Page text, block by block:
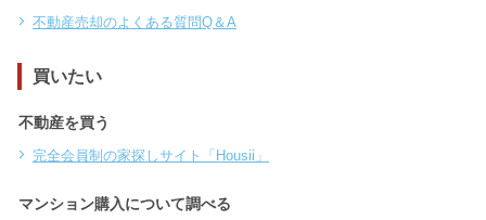
不動産売却のよくある質問Q＆A
買いたい
不動産を買う
完全会員制の家探しサイト「Housii」
マンション購入について調べる